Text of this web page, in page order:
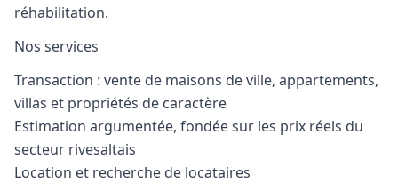
réhabilitation.
Nos services
Transaction : vente de maisons de ville, appartements,
villas et propriétés de caractère
Estimation argumentée, fondée sur les prix réels du
secteur rivesaltais
Location et recherche de locataires